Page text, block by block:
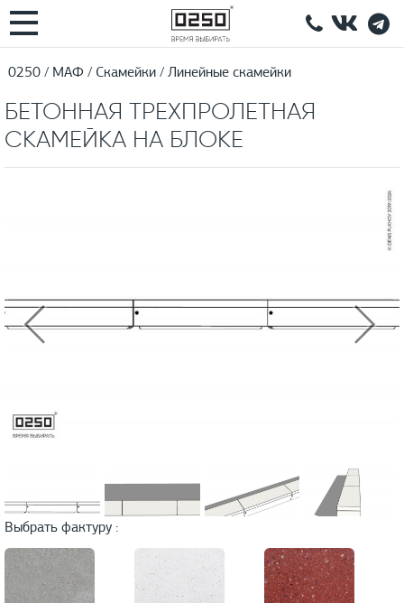
0250 МАФ Скамейки Линейные скамейки
БЕТОННАЯ ТРЕХПРОЛЕТНАЯ
СКАМЕЙКА НА БЛОКЕ
Выбрать фактуру :